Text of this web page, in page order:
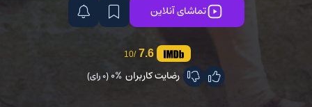
تماشای آنلاین
7.6
/10
رضایت کاربران 0%(0 رای)